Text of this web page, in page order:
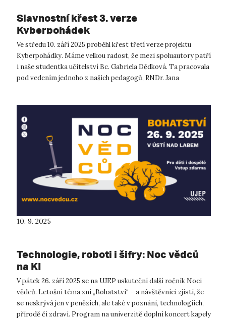
Slavnostní křest 3. verze
Kyberpohádek
Ve středu 10. září 2025 proběhl křest třetí verze projektu
Kyberpohádky. Máme velkou radost, že mezi spoluautory patří
i naše studentka učitelství Bc. Gabriela Dědková. Ta pracovala
pod vedením jednoho z našich pedagogů, RNDr. Jana
10. 9. 2025
Technologie, roboti i šifry: Noc vědců
na KI
V pátek 26. září 2025 se na UJEP uskuteční další ročník Noci
vědců. Letošní téma zní „Bohatství“ – a návštěvníci zjistí, že
se neskrývá jen v penězích, ale také v poznání, technologiích,
přírodě či zdraví. Program na univerzitě doplní koncert kapely